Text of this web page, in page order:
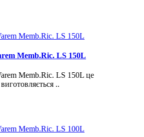
Memb.Ric. LS 150L
Memb.Ric. LS 150L це
..